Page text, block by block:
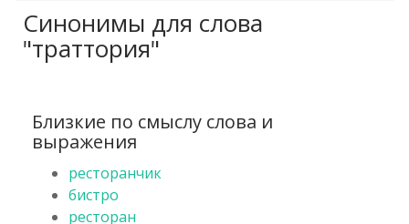
Синонимы для слова
"траттория"
Близкие по смыслу слова и
выражения
ресторанчик
бистро
ресторан